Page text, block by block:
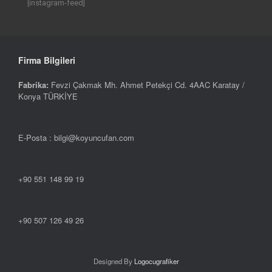
[instagram-feed]
Firma Bilgileri
Fabrika: Fevzi Çakmak Mh. Ahmet Petekçi Cd. 4AAC Karatay /
Konya TÜRKİYE
E-Posta : bilgi@koyuncufan.com
+90 551 148 99 19
+90 507 126 49 26
Designed By Logocugrafiker